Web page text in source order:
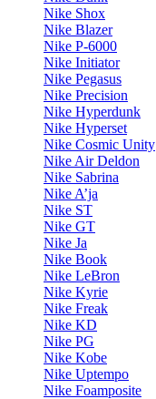
Nike Shox
Nike Blazer
Nike P-6000
Nike Initiator
Nike Pegasus
Nike Precision
Nike Hyperdunk
Nike Hyperset
Nike Cosmic Unity
Nike Air Deldon
Nike Sabrina
Nike A’ja
Nike ST
Nike GT
Nike Ja
Nike Book
Nike LeBron
Nike Kyrie
Nike Freak
Nike KD
Nike PG
Nike Kobe
Nike Uptempo
Nike Foamposite